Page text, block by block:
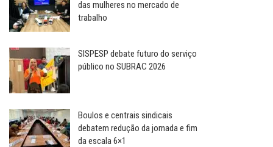
das mulheres no mercado de
trabalho
SISPESP debate futuro do serviço
público no SUBRAC 2026
Boulos e centrais sindicais
debatem redução da jornada e fim
da escala 6×1